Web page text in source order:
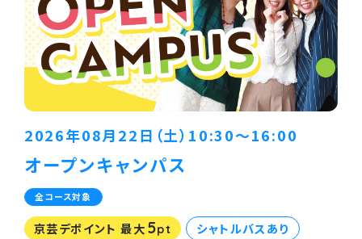
2026年08月22日（土）10:30〜16:00
オープンキャンパス
全コース対象
京芸デポイント 最大5pt
シャトルバスあり